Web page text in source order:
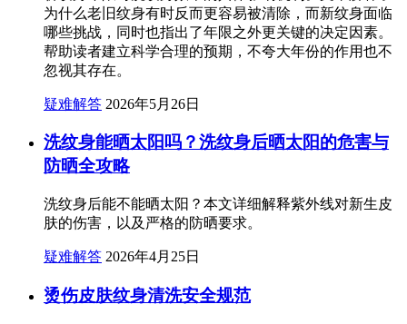
为什么老旧纹身有时反而更容易被清除，而新纹身面临
哪些挑战，同时也指出了年限之外更关键的决定因素。
帮助读者建立科学合理的预期，不夸大年份的作用也不
忽视其存在。
疑难解答 2026年5月26日
洗纹身能晒太阳吗？洗纹身后晒太阳的危害与
防晒全攻略
洗纹身后能不能晒太阳？本文详细解释紫外线对新生皮
肤的伤害，以及严格的防晒要求。
疑难解答 2026年4月25日
烫伤皮肤纹身清洗安全规范